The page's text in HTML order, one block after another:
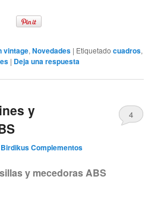
vintage,Novedades | Etiquetado cuadros,
| Deja una respuesta
y
Birdikus Complementos
4
y mecedoras ABS